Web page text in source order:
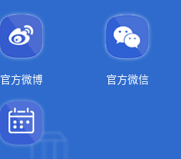
官方微博 官方微信